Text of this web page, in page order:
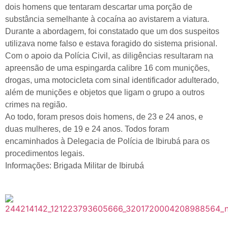
dois homens que tentaram descartar uma porção de
substância semelhante à cocaína ao avistarem a viatura.
Durante a abordagem, foi constatado que um dos suspeitos
utilizava nome falso e estava foragido do sistema prisional.
Com o apoio da Polícia Civil, as diligências resultaram na
apreensão de uma espingarda calibre 16 com munições,
drogas, uma motocicleta com sinal identificador adulterado,
além de munições e objetos que ligam o grupo a outros
crimes na região.
Ao todo, foram presos dois homens, de 23 e 24 anos, e
duas mulheres, de 19 e 24 anos. Todos foram
encaminhados à Delegacia de Polícia de Ibirubá para os
procedimentos legais.
Informações: Brigada Militar de Ibirubá